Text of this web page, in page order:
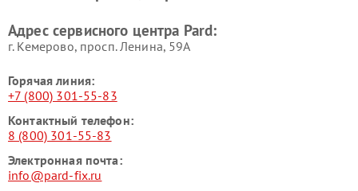
Адрес сервисного центра Pard:
г. Кемерово, просп. Ленина, 59А
Горячая линия:
+7 (800) 301-55-83
Контактный телефон:
8 (800) 301-55-83
Электронная почта:
info@pard-fix.ru